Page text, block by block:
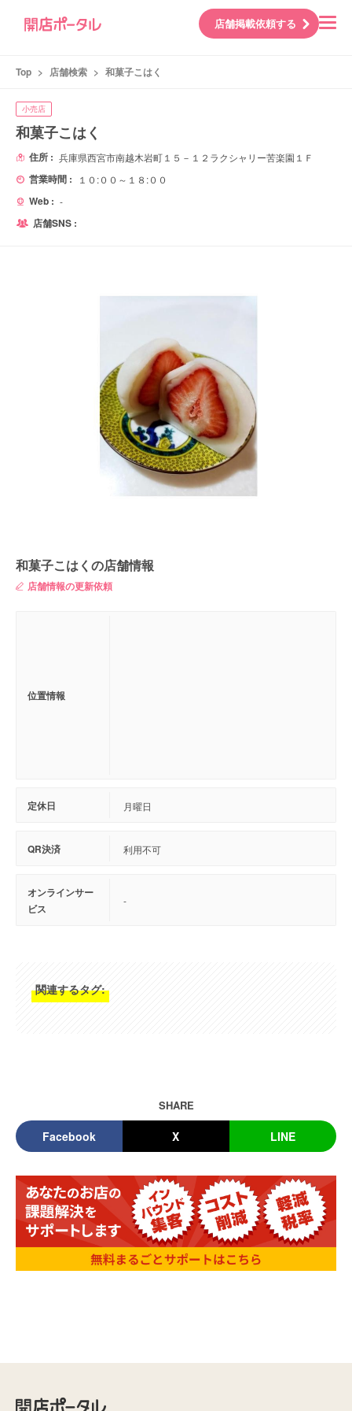
店舗掲載依頼する
Top > 店舗検索 > 和菓子こはく
小売店
和菓子こはく
住所 : 兵庫県西宮市南越木岩町１５－１２ラクシャリー苦楽園１Ｆ
営業時間 : １０:００～１８:００
Web : -
店舗SNS :
和菓子こはくの店舗情報
店舗情報の更新依頼
位置情報
定休日 月曜日
QR決済 利用不可
オンラインサー
ビス
-
関連するタグ:
SHARE
Facebook X LINE